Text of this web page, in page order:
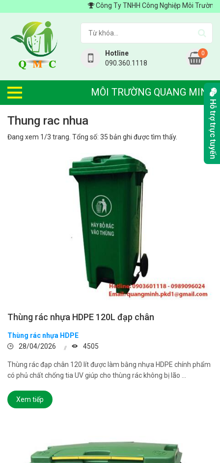
Công Ty TNHH Công Nghiệp Môi Trường
Hotline
090.360.1118
0
MÔI TRƯỜNG QUANG MINH
thung rac nhua
Đang xem 1/3 trang. Tổng số: 35 bản ghi được tìm thấy.
Thùng rác nhựa HDPE 120L đạp chân
Thùng rác nhựa HDPE
28/04/2026
4505
Thùng rác đạp chân 120 lít được làm bằng nhựa HDPE chính phẩm
có phủ chất chống tia UV giúp cho thùng rác không bị lão ...
Xem tiếp
Hỗ trợ trực tuyến